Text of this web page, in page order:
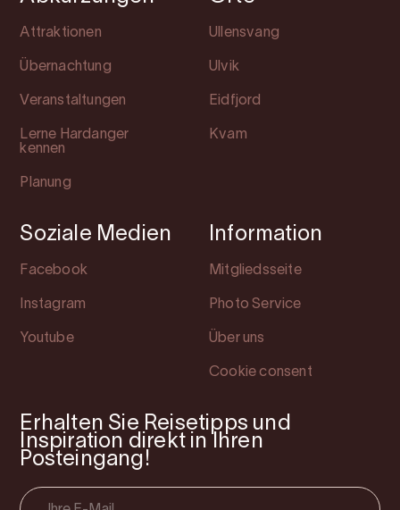
Attraktionen
Übernachtung
Veranstaltungen
Lerne Hardanger
kennen
Planung
Ullensvang
Ulvik
Eidfjord
Kvam
Soziale Medien
Facebook
Instagram
Youtube
Information
Mitgliedsseite
Photo Service
Über uns
Cookie consent
Erhalten Sie Reisetipps und
Inspiration direkt in Ihren
Posteingang!